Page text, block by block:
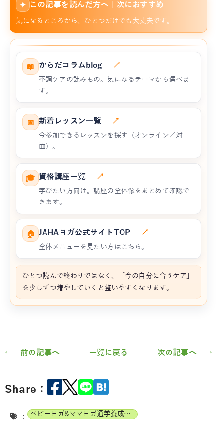
✦ この記事を読んだ方へ｜次におすすめ
気になるところから、ひとつだけでも大丈夫です。
📖 からだコラムblog ↗
不調ケアの読みもの。気になるテーマから選べま
す。
📅 新着レッスン一覧 ↗
今参加できるレッスンを探す（オンライン／対
面）。
🎓 資格講座一覧 ↗
学びたい方向け。講座の全体像をまとめて確認で
きます。
🏠 JAHAヨガ公式サイトTOP ↗
全体メニューを見たい方はこちら。
ひとつ読んで終わりではなく、「今の自分に合うケア」
を少しずつ増やしていくと整いやすくなります。
← 前の記事へ 一覧に戻る 次の記事へ →
Share：
:
ベビーヨガ&ママヨガ通学養成講座